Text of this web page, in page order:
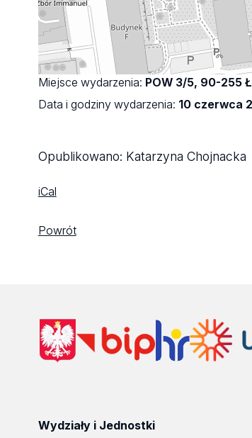
Miejsce wydarzenia: POW 3/5, 90-255
Data i godziny wydarzenia: 10 czerwca
Opublikowano: Katarzyna Chojnacka
iCal
Powrót
Wydziały i Jednostki